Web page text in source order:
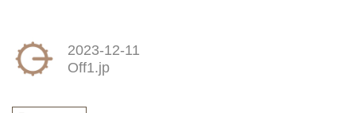
2023-12-11
Off1.jp